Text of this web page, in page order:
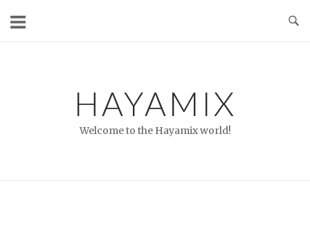
HAYAMIX
Welcome to the Hayamix world!